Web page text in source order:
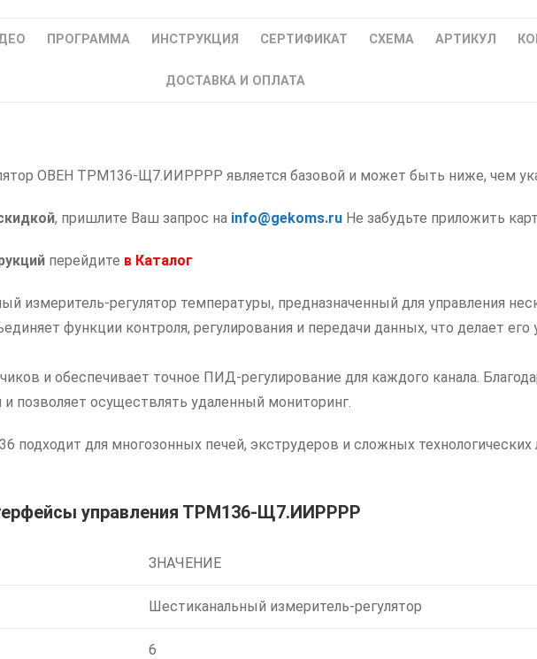
регулятор
|
ПРОГРАММА ИНСТРУКЦИЯ СЕРТИФИКАТ СХЕМА АРТИКУЛ
ДОСТАВКА И ОПЛАТА
ОВЕН ТРМ136-Щ7.ИИРРРР является базовой и может быть ниже, чем
, пришлите Ваш запрос на info@gekoms.ru Не забудьте приложить
перейдите в Каталог
регулятор температуры, предназначенный для управления
функции контроля, регулирования и передачи данных, что делает
и обеспечивает точное ПИД-регулирование для каждого канала.
позволяет осуществлять удаленный мониторинг.
для многозонных печей, экструдеров и сложных технологических
управления ТРМ136-Щ7.ИИРРРР
ЗНАЧЕНИЕ
Шестиканальный измеритель-регулятор
6